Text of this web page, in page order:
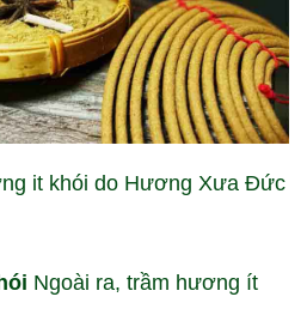
it khói do Hương Xưa Đức
Ngoài ra, trầm hương ít